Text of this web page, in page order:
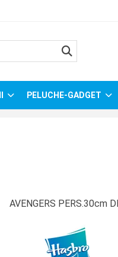
PELUCHE-GADGET
AVENGERS PERS.30cm